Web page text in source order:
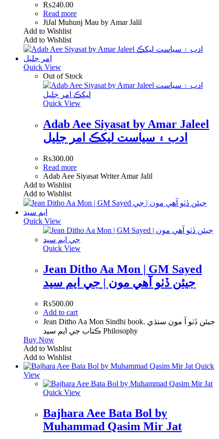
₨240.00
Read more
JiJal Muhunj Mau by Amar Jalil
Add to Wishlist
Add to Wishlist
Quick View
Out of Stock
Quick View
Adab Aee Siyasat by Amar Jaleel
ادب ۽ سياست ليکڪ امر جليل
₨300.00
Read more
Adab Aee Siyasat Writer Amar Jalil
Add to Wishlist
Add to Wishlist
Quick View
Quick View
Jean Ditho Aa Mon | GM Sayed
جيئن ڏٺو آهي مون | جي ايم سيد
₨500.00
Add to cart
Jean Ditho Aa Mon Sindhi book. جيئن ڏٺو آ مون سنڌي
ڪتاب جي ايم سيد Philosophy
Buy Now
Add to Wishlist
Add to Wishlist
Quick
View
Quick View
Bajhara Aee Bata Bol by
Muhammad Qasim Mir Jat